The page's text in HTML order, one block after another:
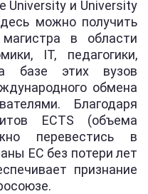
University и University
можно получить
в области
IT, педагогики,
базе этих вузов
обмена
Благодаря
ECTS (объема
перевестись в
ЕС без потери лет
признание